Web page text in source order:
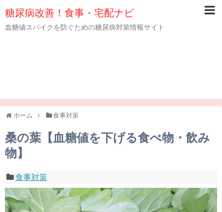
糖尿病改善！食事・宅配ナビ
血糖値スパイクを防ぐための糖尿病対策情報サイト
ホーム 食事対策
桑の葉【血糖値を下げる食べ物・飲み
物】
食事対策